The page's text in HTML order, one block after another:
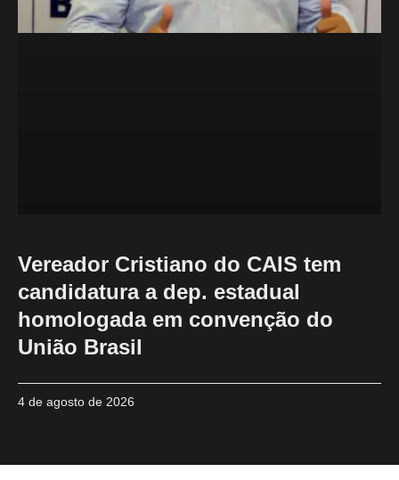
Vereador Cristiano do CAIS tem
candidatura a dep. estadual
homologada em convenção do
União Brasil
4 de agosto de 2026